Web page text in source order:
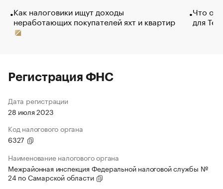
Как налоговики ищут доходы
неработающих покупателей яхт и квартир
Что
для
Регистрация ФНС
Дата регистрации
28 июля 2023
Код налогового органа
6327
Наименование налогового органа
Межрайонная инспекция Федеральной налоговой службы №
24 по Самарской области